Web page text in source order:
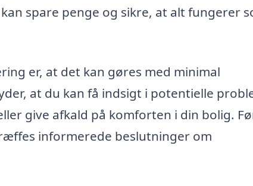
spare penge og sikre, at alt fungerer
er, at det kan gøres med minimal
at du kan få indsigt i potentielle
give afkald på komforten i din bolig.
informerede beslutninger om